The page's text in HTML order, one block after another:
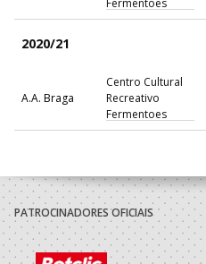
2020/21
A.A. Braga
Centro Cultural
Recreativo
Fermentoes
A.A. Braga
CLUBE
DESPORTIVO
XICO ANDEBOL
PATROCINADORES OFICIAIS